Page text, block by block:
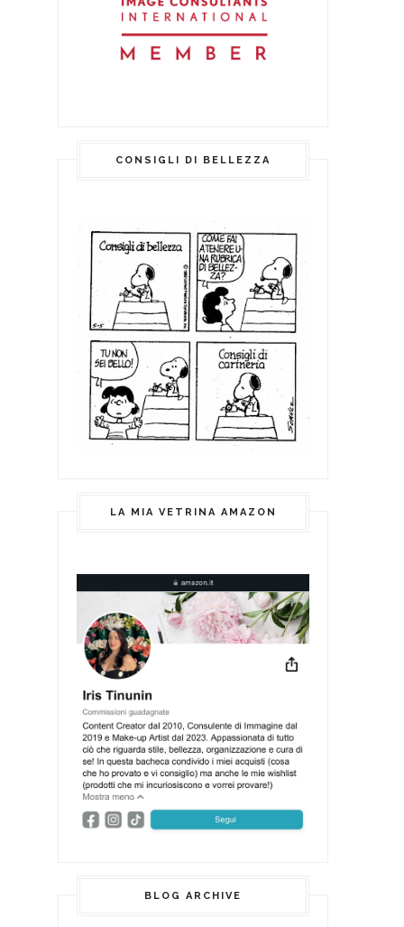
CONSIGLI DI BELLEZZA
LA MIA VETRINA AMAZON
BLOG ARCHIVE